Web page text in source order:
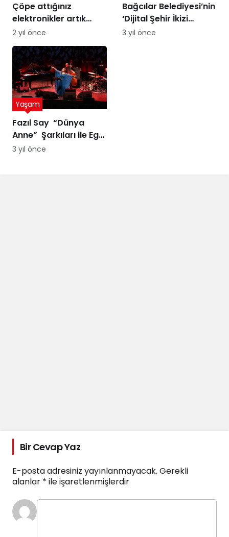
Çöpe attığınız
elektronikler artık
altına dönüşebilir!
Üstelik peynir altı
suyuyla
2 yıl önce
Bağcılar Belediyesi’nin
‘Dijital Şehir İkizi
Sürdürülebilir Şehir
3 yıl önce
Fazıl Say “Dünya
Anne” Şarkıları ile Ege
Turnesi’nde
Yaşam
3 yıl önce
Bir Cevap Yaz
E-posta adresiniz yayınlanmayacak. Gerekli
alanlar * ile işaretlenmişlerdir